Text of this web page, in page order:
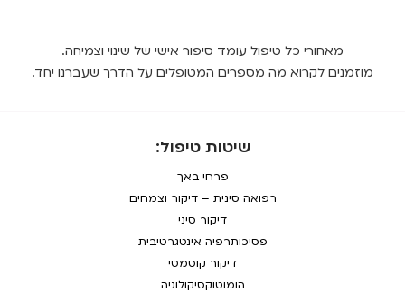
מאחורי כל טיפול עומד סיפור אישי של שינוי וצמיחה.
מוזמנים לקרוא מה מספרים המטופלים על הדרך שעברנו יחד.
שיטות טיפול:
פרחי באך
רפואה סינית – דיקור וצמחים
דיקור סיני
פסיכותרפיה אינטגרטיבית
דיקור קוסמטי
הומוטוקסיקולוגיה